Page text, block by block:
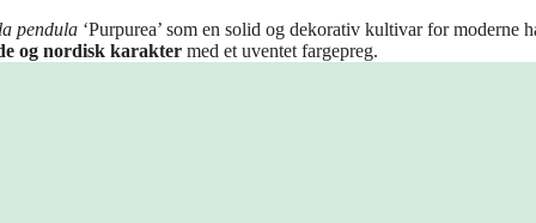
pendula ‘Purpurea’ som en solid og dekorativ kultivar for moderne
og nordisk karakter med et uventet fargepreg.